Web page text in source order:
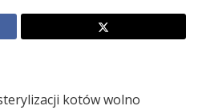
kotów wolno